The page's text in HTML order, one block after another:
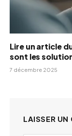
Lire un article
sont les
7 décembre 2025
LAISSER UN